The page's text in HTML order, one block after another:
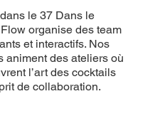
le 37 Dans le
organise des team
et interactifs. Nos
animent des ateliers où
l’art des cocktails
de collaboration.